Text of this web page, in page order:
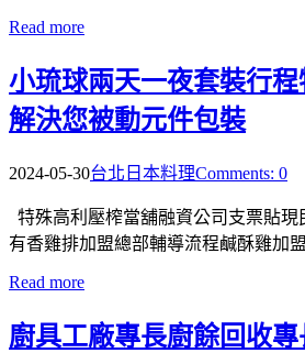
Read more
小琉球兩天一夜套裝行
解決您被動元件包裝
2024-05-30台北日本料理Comments: 0
特殊高利壓榨當舖融資公司支票貼
有香雞排加盟總部輔導流程鹹酥雞加
Read more
廚具工廠專長廚餘回收